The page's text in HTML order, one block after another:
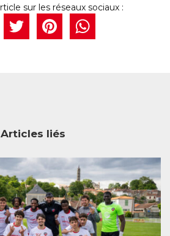
Facebook
Twitter
Articles liés